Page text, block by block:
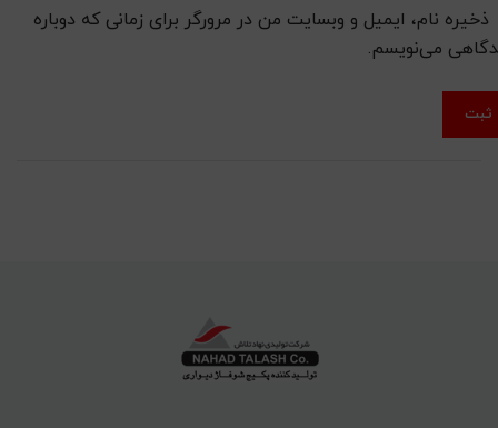
ذخیره نام، ایمیل و وبسایت من در مرورگر برای زمانی که دوباره
می‌نویسم.